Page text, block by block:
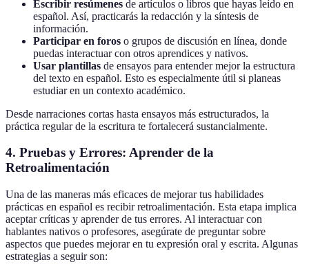
Escribir resúmenes de artículos o libros que hayas leído en
español. Así, practicarás la redacción y la síntesis de
información.
Participar en foros o grupos de discusión en línea, donde
puedas interactuar con otros aprendices y nativos.
Usar plantillas de ensayos para entender mejor la estructura
del texto en español. Esto es especialmente útil si planeas
estudiar en un contexto académico.
Desde narraciones cortas hasta ensayos más estructurados, la
práctica regular de la escritura te fortalecerá sustancialmente.
4. Pruebas y Errores: Aprender de la
Retroalimentación
Una de las maneras más eficaces de mejorar tus habilidades
prácticas en español es recibir retroalimentación. Esta etapa implica
aceptar críticas y aprender de tus errores. Al interactuar con
hablantes nativos o profesores, asegúrate de preguntar sobre
aspectos que puedes mejorar en tu expresión oral y escrita. Algunas
estrategias a seguir son: